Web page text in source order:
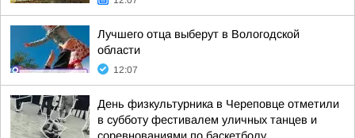
Лучшего отца выберут в Вологодской
области
12:07
День физкультурника в Череповце отметили
в субботу фестивалем уличных танцев и